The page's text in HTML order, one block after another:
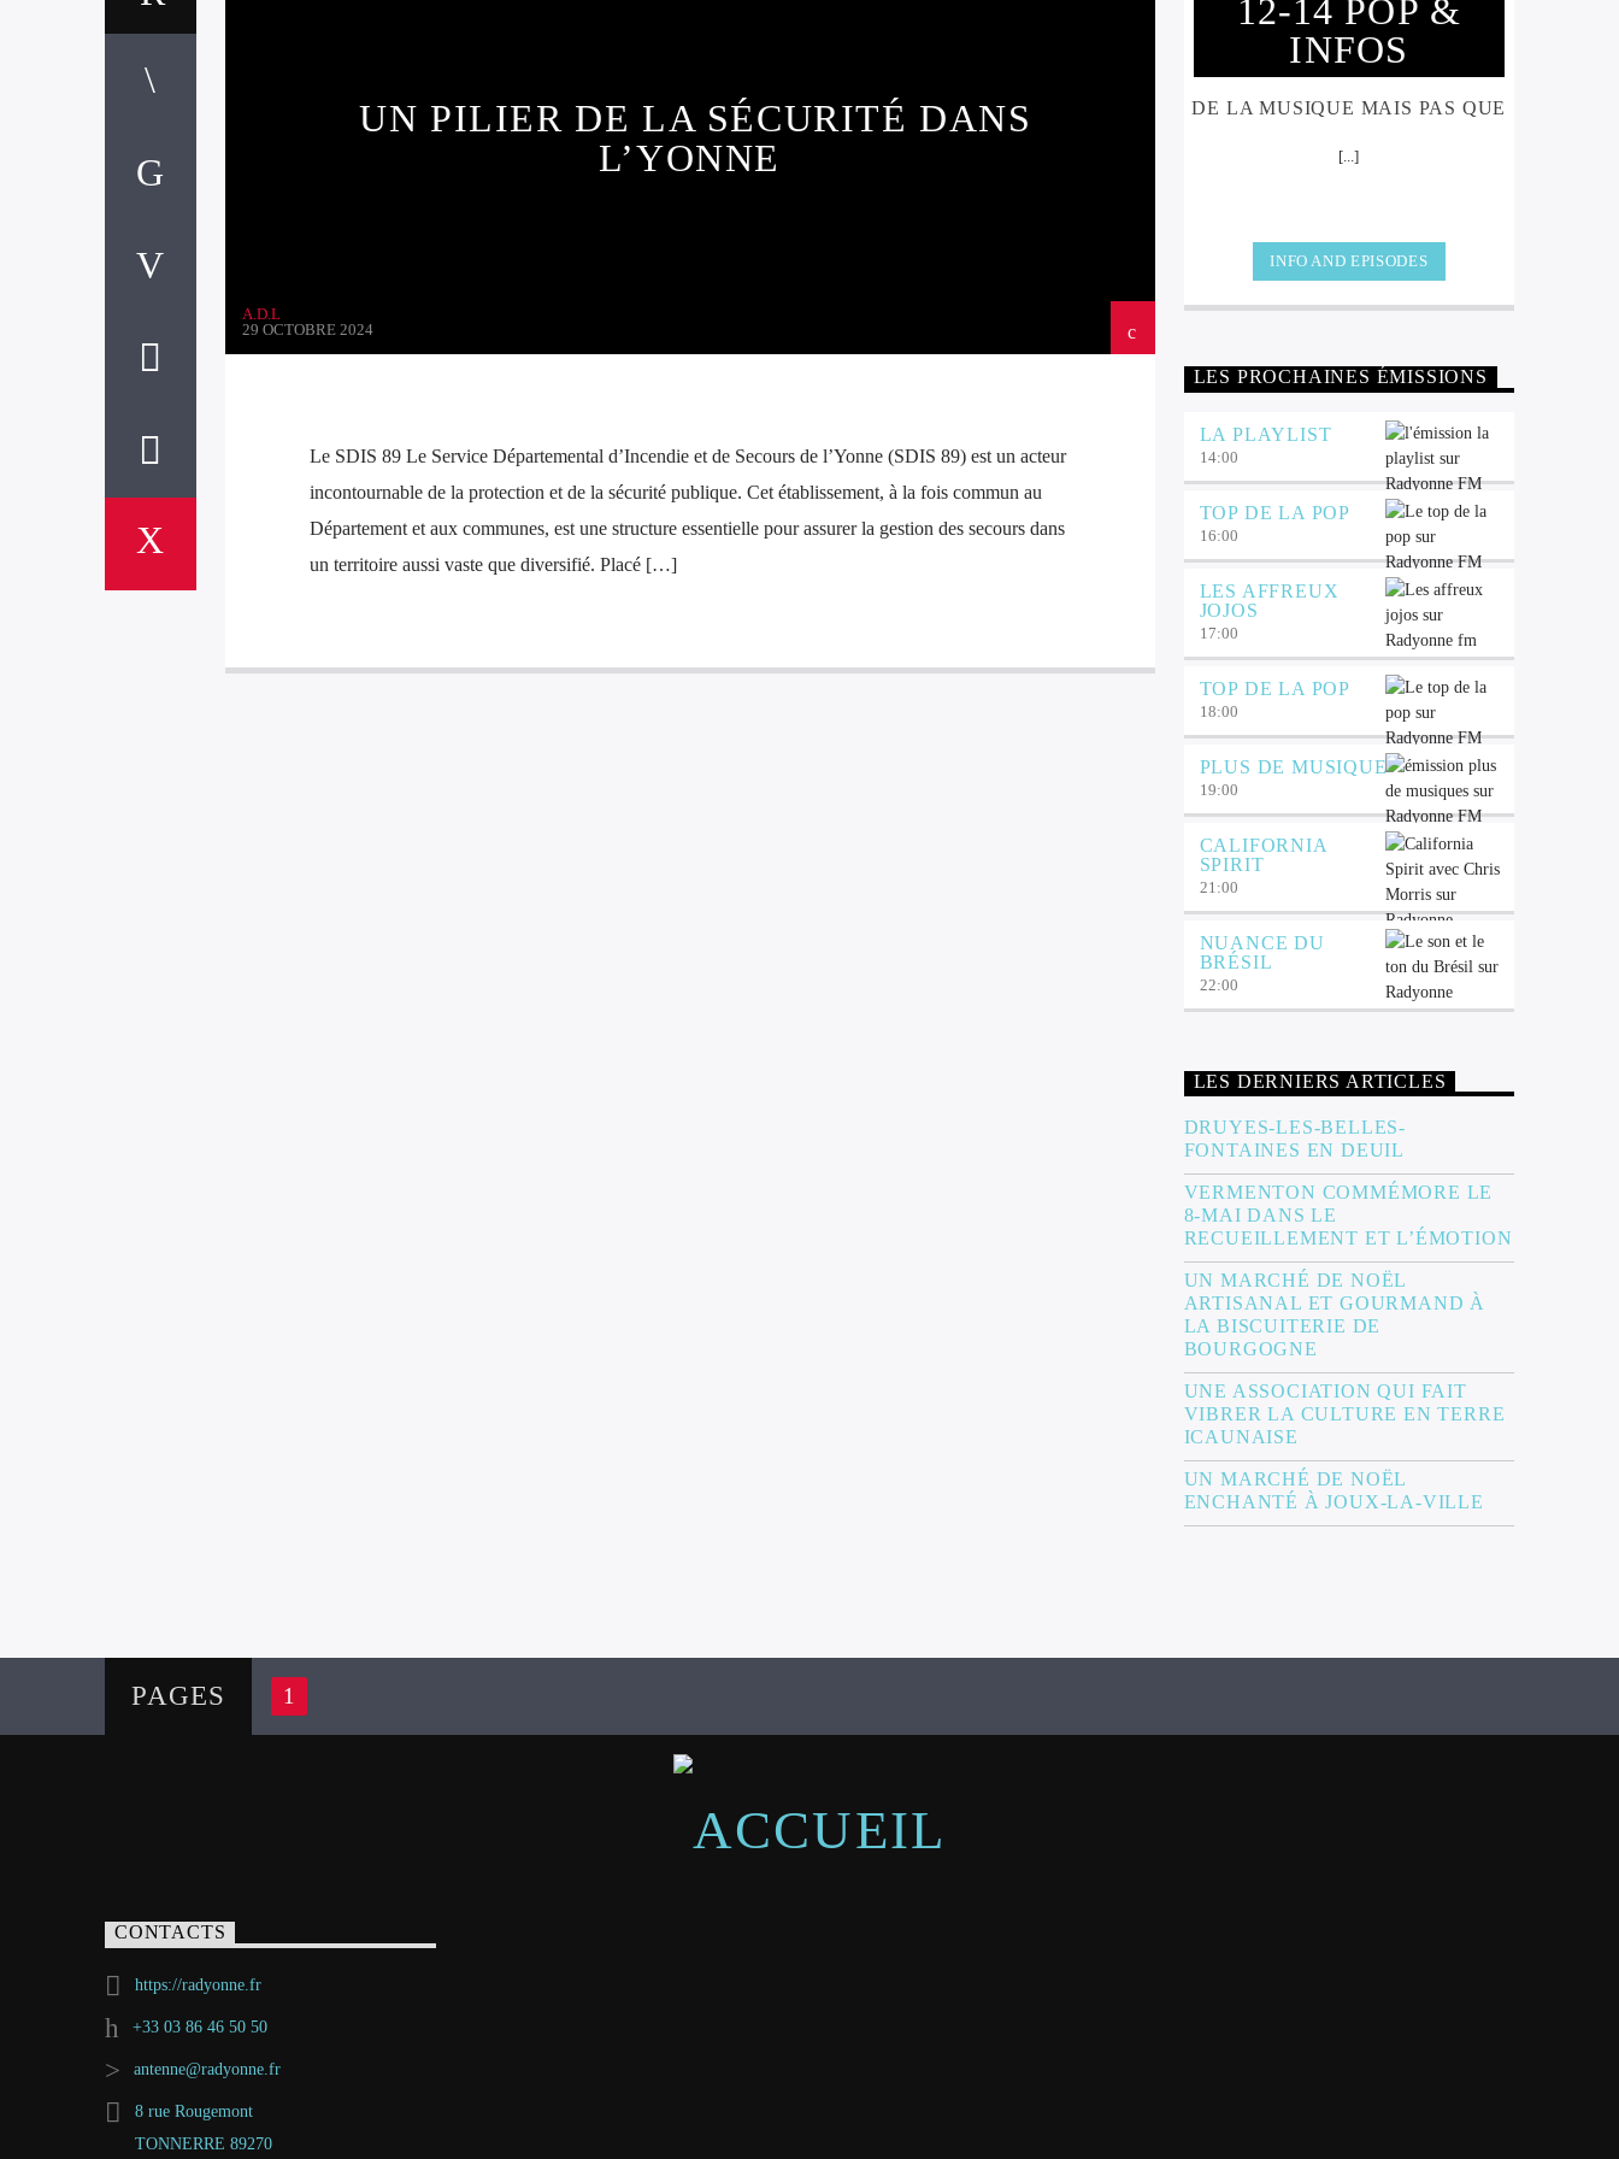
UN PILIER DE LA SÉCURITÉ DANS
L’YONNE
A.D.L
29 OCTOBRE 2024
Le SDIS 89 Le Service Départemental d’Incendie et de Secours de l’Yonne (SDIS 89) est un acteur
incontournable de la protection et de la sécurité publique. Cet établissement, à la fois commun au
Département et aux communes, est une structure essentielle pour assurer la gestion des secours dans
un territoire aussi vaste que diversifié. Placé […]
12-14 POP &
INFOS
DE LA MUSIQUE MAIS PAS QUE
[...]
INFO AND EPISODES
LES PROCHAINES ÉMISSIONS
LA PLAYLIST
14:00
TOP DE LA POP
16:00
LES AFFREUX
JOJOS
17:00
TOP DE LA POP
18:00
PLUS DE MUSIQUE
19:00
CALIFORNIA
SPIRIT
21:00
NUANCE DU
BRÉSIL
22:00
LES DERNIERS ARTICLES
DRUYES-LES-BELLES-
FONTAINES EN DEUIL
VERMENTON COMMÉMORE LE
8-MAI DANS LE
RECUEILLEMENT ET L’ÉMOTION
UN MARCHÉ DE NOËL
ARTISANAL ET GOURMAND À
LA BISCUITERIE DE
BOURGOGNE
UNE ASSOCIATION QUI FAIT
VIBRER LA CULTURE EN TERRE
ICAUNAISE
UN MARCHÉ DE NOËL
ENCHANTÉ À JOUX-LA-VILLE
PAGES 1
CONTACTS
https://radyonne.fr
+33 03 86 46 50 50
antenne@radyonne.fr
8 rue Rougemont
TONNERRE 89270